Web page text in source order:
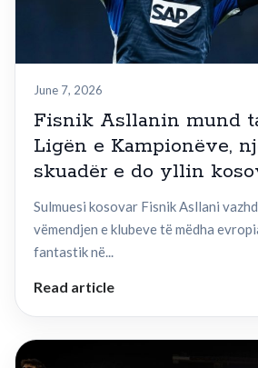
June 7, 2026
Fisnik Asllanin mund
Ligën e Kampionëve,
skuadër e do yllin
Sulmuesi kosovar Fisnik Asllani
vëmendjen e klubeve të mëdha
fantastik në...
Read article